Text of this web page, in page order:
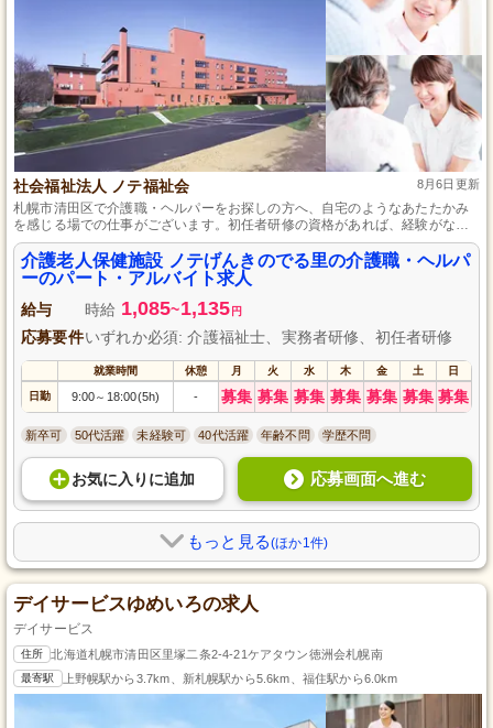
社会福祉法人 ノテ福祉会 8月6日更新
札幌市清田区で介護職・ヘルパーをお探しの方へ、自宅のようなあたたかみ
を感じる場での仕事がございます。初任者研修の資格があれば、経験がなく
ても積極的に歓迎します。在宅生活を支える重要な役割を担い、食事準備や
送迎などを通して、利用者様の自立を支援します。時間外勤務はなく、プラ
イベートも大切にできる環境です。
介護老人保健施設 ノテげんきのでる里の介護職・ヘルパ
ーのパート・アルバイト求人
給与 時給 1,085~1,135 円
応募要件いずれか必須: 介護福祉士、実務者研修、初任者研修
就業時間 休憩 月 火 水 木 金 土 日
日勤 9:00～ 18:00(5h) - 募集 募集 募集 募集 募集 募集 募集
新卒可 50代活躍 未経験可 40代活躍 年齢不問 学歴不問
お気に入り に追加 応募画面へ進む
もっと見る(ほか1件)
デイサービスゆめいろの求人
デイサービス
住所 北海道札幌市清田区里塚二条2-4-21ケアタウン徳洲会札幌南
最寄駅 上野幌駅から3.7km、新札幌駅から5.6km、福住駅から6.0km